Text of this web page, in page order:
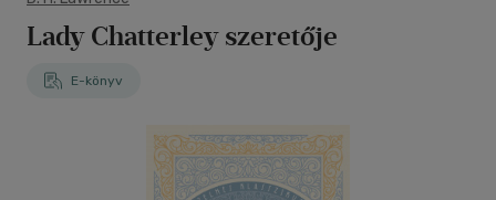
Lady Chatterley szeretője
E-könyv